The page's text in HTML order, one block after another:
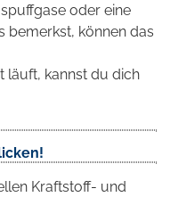
oder eine
bemerkst, können das
läuft, kannst du dich
Kraftstoff- und